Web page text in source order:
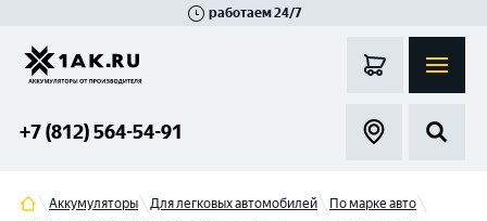
работаем 24/7
+7 (812) 564-54-91
Аккумуляторы Для легковых автомобилей
По марке авто
Гатчина